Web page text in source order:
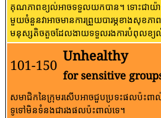
គុណភាពខ្យល់អាចទទួលយកបាន។ ទោះជាយ៉
មួយចំនួនវាអាចមានការព្រួយបារម្ភខាងសុខភ
មនុស្សតិចតួចដែលងាយទទួលរងការបំពុលខ្យ
101-150
Unhealthy
for sensitive
សមាជិកនៃក្រុមរសើបអាចជួបប្រទះផលប៉ះ
ទូទៅ​មិន​ទំនង​ជា​រង​ផល​ប៉ះពាល់​ទេ។